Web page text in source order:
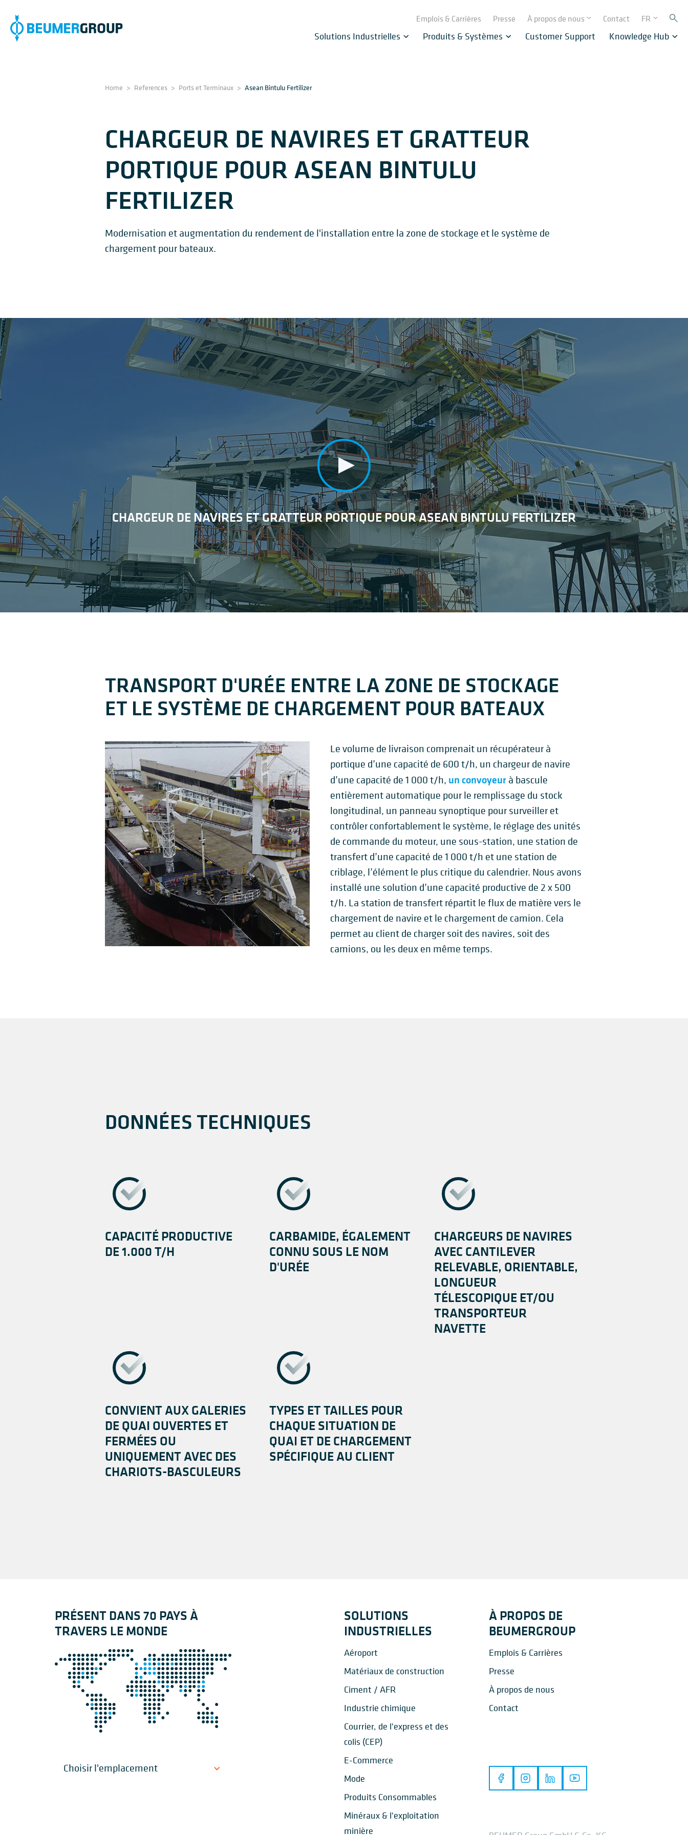
Emplois & Carrières Presse À propos de nous Contact FR
Solutions Industrielles Produits & Systèmes Customer Support Knowledge Hub
Home > References > Ports et Terminaux > Asean Bintulu Fertilizer
CHARGEUR DE NAVIRES ET GRATTEUR
PORTIQUE POUR ASEAN BINTULU
FERTILIZER
Modernisation et augmentation du rendement de l'installation entre la zone de stockage et le système de
chargement pour bateaux.
CHARGEUR DE NAVIRES ET GRATTEUR PORTIQUE POUR ASEAN BINTULU FERTILIZER
TRANSPORT D'URÉE ENTRE LA ZONE DE STOCKAGE
ET LE SYSTÈME DE CHARGEMENT POUR BATEAUX
Le volume de livraison comprenait un récupérateur à
portique d’une capacité de 600 t/h, un chargeur de navire
d’une capacité de 1 000 t/h, un convoyeurà bascule
entièrement automatique pour le remplissage du stock
longitudinal, un panneau synoptique pour surveiller et
contrôler confortablement le système, le réglage des unités
de commande du moteur, une sous-station, une station de
transfert d’une capacité de 1 000 t/h et une station de
criblage, l’élément le plus critique du calendrier. Nous avons
installé une solution d’une capacité productive de 2 x 500
t/h. La station de transfert répartit le flux de matière vers le
chargement de navire et le chargement de camion. Cela
permet au client de charger soit des navires, soit des
camions, ou les deux en même temps.
DONNÉES TECHNIQUES
CAPACITÉ PRODUCTIVE
DE 1.000 T/H
CARBAMIDE, ÉGALEMENT
CONNU SOUS LE NOM
D'URÉE
CHARGEURS DE NAVIRES
AVEC CANTILEVER
RELEVABLE, ORIENTABLE,
LONGUEUR
TÉLESCOPIQUE ET/OU
TRANSPORTEUR
NAVETTE
CONVIENT AUX GALERIES
DE QUAI OUVERTES ET
FERMÉES OU
UNIQUEMENT AVEC DES
CHARIOTS-BASCULEURS
TYPES ET TAILLES POUR
CHAQUE SITUATION DE
QUAI ET DE CHARGEMENT
SPÉCIFIQUE AU CLIENT
PRÉSENT DANS 70 PAYS À
TRAVERS LE MONDE
Choisir l'emplacement
SOLUTIONS
INDUSTRIELLES
Aéroport
Matériaux de construction
Ciment / AFR
Industrie chimique
Courrier, de l'express et des
colis (CEP)
E-Commerce
Mode
Produits Consommables
Minéraux & l'exploitation
minière
À PROPOS DE
BEUMERGROUP
Emplois & Carrières
Presse
À propos de nous
Contact